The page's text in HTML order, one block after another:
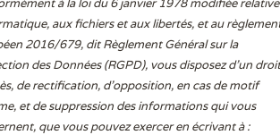
à la loi du 6 janvier 1978 modifiée
aux fichiers et aux libertés, et au
2016/679, dit Règlement Général sur la
des Données (RGPD), vous disposez d’un droit
de rectification, d’opposition, en cas de motif
et de suppression des informations qui vous
que vous pouvez exercer en écrivant à :